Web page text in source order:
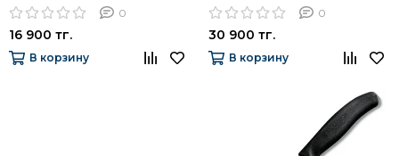
0
16 900 тг.
В корзину
(20см)
0
30 900 тг.
В корзину